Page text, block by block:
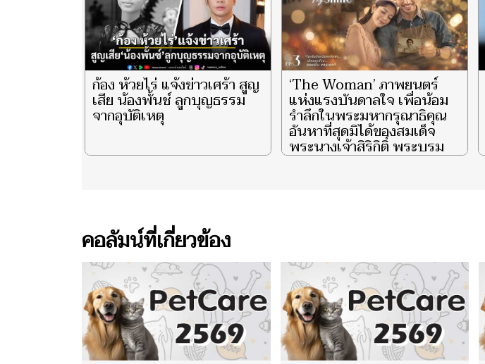
ก้อง ห้วยไร่ แจ้งข่าวเศร้า สูญ
เสีย น้องพั้นช์ ลูกบุญธรรม
จากอุบัติเหตุ
‘The Woman’ ภาพยนตร์
แห่งแรงบันดาลใจ เพื่อน้อม
รำลึกในพระมหากรุณาธิคุณ
อันหาที่สุดมิได้ของสมเด็จ
พระนางเจ้าสิริกิติ์ พระบรม
ราชินีนาถ พระบรมราชชนนี
คอลัมน์ที่เกี่ยวข้อง